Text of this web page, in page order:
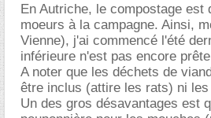
En Autriche, le compostage est
moeurs à la campagne. Ainsi,
Vienne), j'ai commencé l'été
inférieure n'est pas encore
A noter que les déchets de
être inclus (attire les rats) ni les
Un des gros désavantages est